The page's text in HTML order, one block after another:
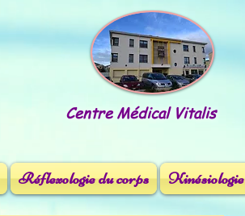
Centre Médical Vitalis
Réflexologie du corps Kinésiologie